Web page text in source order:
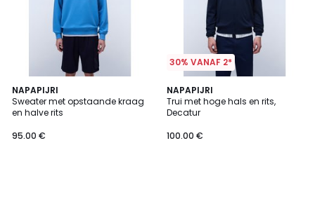
NAPAPIJRI
Sweater met opstaande kraag
en halve rits
95.00 €
30% VANAF 2*
NAPAPIJRI
Trui met hoge hals en rits,
Decatur
100.00 €